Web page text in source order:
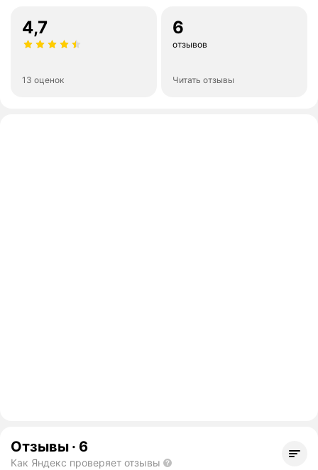
4,7
13 оценок
6
отзывов
Читать отзывы
Отзывы · 6
Как Яндекс проверяет отзывы